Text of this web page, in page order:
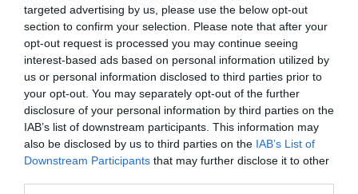
targeted advertising by us, please use the below opt-out
section to confirm your selection. Please note that after your
opt-out request is processed you may continue seeing
interest-based ads based on personal information utilized by
us or personal information disclosed to third parties prior to
your opt-out. You may separately opt-out of the further
disclosure of your personal information by third parties on the
IAB’s list of downstream participants. This information may
also be disclosed by us to third parties on the IAB’s List of
Downstream Participants that may further disclose it to other
écurie?
Eumeu Séne: Tous les lutteurs sont mes amis car
nous avons des relations cordiales et y’a un respect
mutuel entre nous .Je sais qu’il ne me souhaite que
du bien je m’en réjouis et je les remercie beaucoup.
Eumeu Séne pourquoi tu aimes sourire? Ou bien